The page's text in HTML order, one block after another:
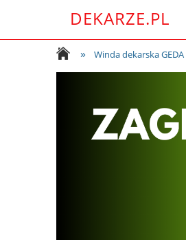
DEKARZE.PL
» Winda dekarska GEDA